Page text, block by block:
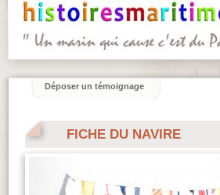
FICHE DU NAVIRE
Déposer un témoignage